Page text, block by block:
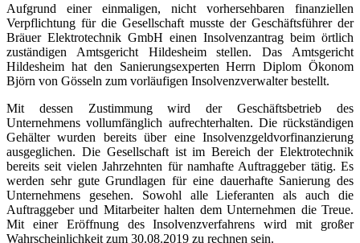
Aufgrund einer einmaligen, nicht vorhersehbaren finanziellen
Verpflichtung für die Gesellschaft musste der Geschäftsführer der
Bräuer Elektrotechnik GmbH einen Insolvenzantrag beim örtlich
zuständigen Amtsgericht Hildesheim stellen. Das Amtsgericht
Hildesheim hat den Sanierungsexperten Herrn Diplom Ökonom
Björn von Gösseln zum vorläufigen Insolvenzverwalter bestellt.
Mit dessen Zustimmung wird der Geschäftsbetrieb des
Unternehmens vollumfänglich aufrechterhalten. Die rückständigen
Gehälter wurden bereits über eine Insolvenzgeldvorfinanzierung
ausgeglichen. Die Gesellschaft ist im Bereich der Elektrotechnik
bereits seit vielen Jahrzehnten für namhafte Auftraggeber tätig. Es
werden sehr gute Grundlagen für eine dauerhafte Sanierung des
Unternehmens gesehen. Sowohl alle Lieferanten als auch die
Auftraggeber und Mitarbeiter halten dem Unternehmen die Treue.
Mit einer Eröffnung des Insolvenzverfahrens wird mit großer
Wahrscheinlichkeit zum 30.08.2019 zu rechnen sein.